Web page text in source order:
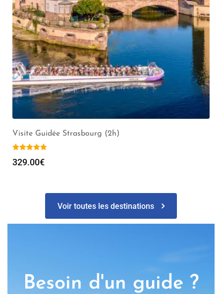
Visite Guidée Strasbourg (2h)
329.00€
Voir toutes les destinations
Besoin d'un guide ?